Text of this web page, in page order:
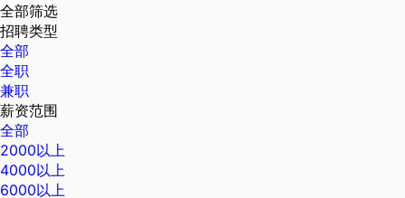
全部筛选
招聘类型
全部
全职
兼职
薪资范围
全部
2000以上
4000以上
6000以上